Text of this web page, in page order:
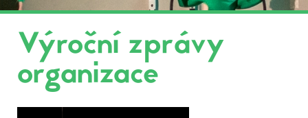
Výroční zprávy
organizace